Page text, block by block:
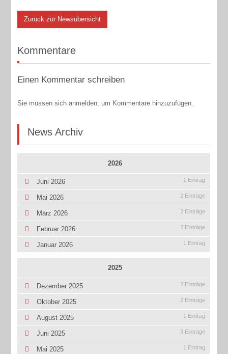
Zurück zur Newsübersicht
Kommentare
Einen Kommentar schreiben
Sie müssen sich anmelden, um Kommentare hinzuzufügen.
News Archiv
2026
Juni 2026 1 Eintrag
Mai 2026 2 Einträge
März 2026 2 Einträge
Februar 2026 2 Einträge
Januar 2026 1 Eintrag
2025
Dezember 2025 2 Einträge
Oktober 2025 2 Einträge
August 2025 1 Eintrag
Juni 2025 3 Einträge
Mai 2025 1 Eintrag